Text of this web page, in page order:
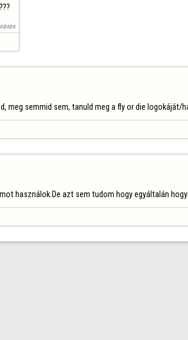
meg semmid sem, tanuld meg a fly or die logokáját/
használok.De azt sem tudom hogy egyáltalán